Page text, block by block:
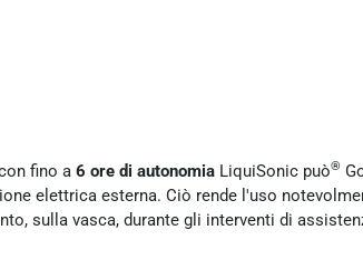
fino a6 ore di autonomia LiquiSonic può®
elettrica esterna. Ciò rende l'uso
sulla vasca, durante gli interventi di